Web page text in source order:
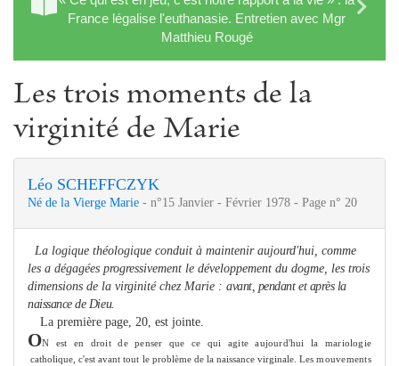
France légalise l'euthanasie. Entretien avec Mgr
Matthieu Rougé
Les trois moments de la
virginité de Marie
Léo SCHEFFCZYK
Né de la Vierge Marie - n°15 Janvier - Février 1978 - Page n° 20
La logique théologique conduit à maintenir aujourd'hui, comme
les a dégagées progressivement le développement du dogme , les trois
dimensions de la virginité chez Marie : avant, pendant et après la
naissance de Dieu.
La première page, 20, est jointe.
ON est en droit de penser que ce qui agite aujourd'hui la mariologie
catholique, c'est avant tout le problèmede la naissance virginale. Lesmouvements